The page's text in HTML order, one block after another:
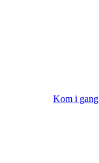
Kom i gang